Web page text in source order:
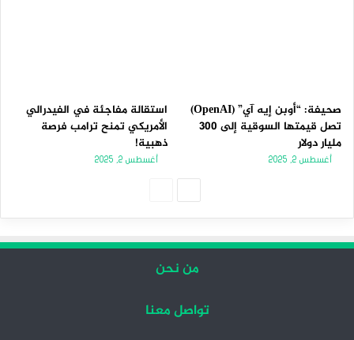
صحيفة: “أوبن إيه آي” (OpenAI)
تصل قيمتها السوقية إلى 300
مليار دولار
أغسطس 2, 2025
استقالة مفاجئة في الفيدرالي
الأمريكي تمنح ترامب فرصة
ذهبية!
أغسطس 2, 2025
من نحن
تواصل معنا